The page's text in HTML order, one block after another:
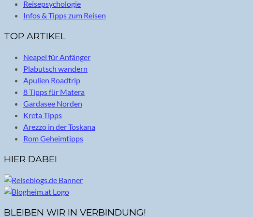
Reisepsychologie
Infos & Tipps zum Reisen
TOP ARTIKEL
Neapel für Anfänger
Plabutsch wandern
Apulien Roadtrip
8 Tipps für Matera
Gardasee Norden
Kreta Tipps
Arezzo in der Toskana
Rom Geheimtipps
HIER DABEI
BLEIBEN WIR IN VERBINDUNG!